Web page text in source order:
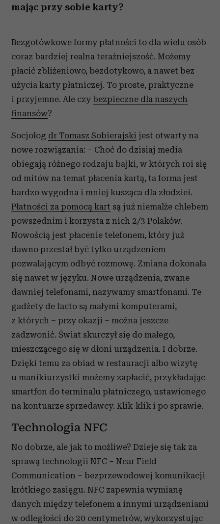
mając przy sobie karty?
Bezgotówkowe formy płatności to dla wielu osób
coraz bardziej realna teraźniejszość. Możemy
płacić zbliżeniowo, bezdotykowo, a nawet bez
użycia karty płatniczej. To proste, praktyczne
i przyjemne. Ale czy bezpieczne dla naszych
finansów?
Socjolog dr Tomasz Sobierajski jest otwarty na
nowe rozwiązania: – Choć do dzisiaj media
obiegają różnego rodzaju bajki, w których roi się
od mitów na temat płacenia kartą, ta forma jest
bardzo wygodna i mniej kusząca dla złodziei.
Płatności za pomocą kart są już niemalże chlebem
powszednim i korzysta z nich 2/3 Polaków.
Nowością jest płacenie telefonem, który już
dawno przestał być tylko urządzeniem
pozwalającym odbyć rozmowę. Zmiana dokonała
się nawet w języku. Nowe urządzenia, zwane
dawniej telefonami, nazywamy smartfonami. Te
gadżety de facto są małymi komputerami,
z których – przy okazji – można jeszcze
zadzwonić. Świat skurczył się do małego,
mieszczącego się w dłoni urządzenia. I dobrze.
Dzięki temu za obiad w restauracji albo wizytę
u manikiurzystki możemy zapłacić, przykładając
smartfon do terminalu płatniczego, ustawionego
na kontuarze sprzedawcy. Klik-klik i po sprawie.
Technologia NFC
No dobrze, ale jak to możliwe? Dzieje się tak za
sprawą technologii NFC – Near Field
Communication – bezprzewodowej komunikacji
krótkiego zasięgu. NFC zapewnia wymianę
danych między telefonem a innymi urządzeniami
w odległości do 20 centymetrów, wykorzystując